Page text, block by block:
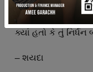
ક્યાં હતો કે તું
– શયદા